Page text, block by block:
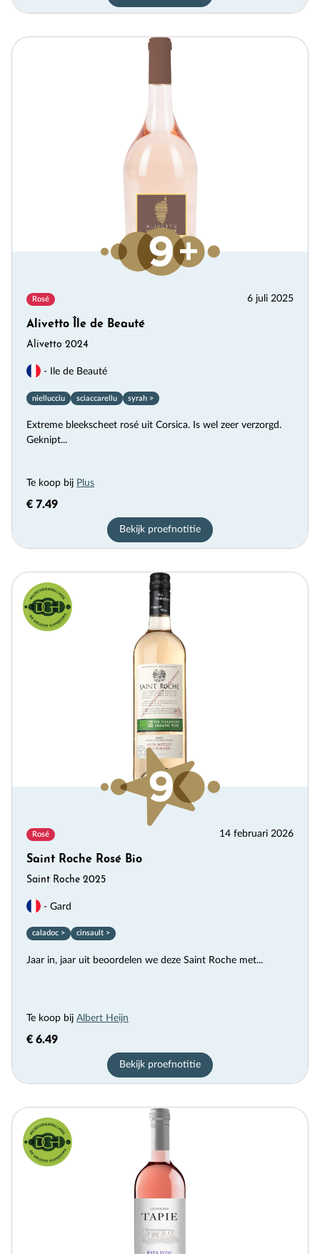
Rosé 6 juli 2025
Alivetto Île de Beauté
Alivetto 2024
- Ile de Beauté
niellucciu sciaccarellu syrah >
Extreme bleekscheet rosé uit Corsica. Is wel zeer verzorgd.
Geknipt...
Te koop bij Plus
€ 7.49
Bekijk proefnotitie
Rosé 14 februari 2026
Saint Roche Rosé Bio
Saint Roche 2025
- Gard
caladoc > cinsault >
Jaar in, jaar uit beoordelen we deze Saint Roche met...
Te koop bij Albert Heijn
€ 6.49
Bekijk proefnotitie